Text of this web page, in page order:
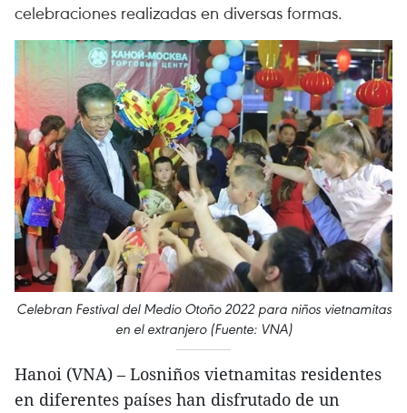
celebraciones realizadas en diversas formas.
Celebran Festival del Medio Otoño 2022 para niños vietnamitas
en el extranjero (Fuente: VNA)
Hanoi (VNA) – Losniños vietnamitas residentes
en diferentes países han disfrutado de un